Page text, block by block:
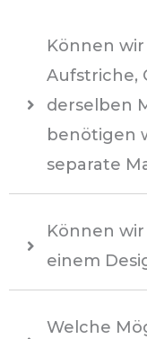
Können
Aufstriche,
derselben
benötigen
separate
Können
einem
Welche